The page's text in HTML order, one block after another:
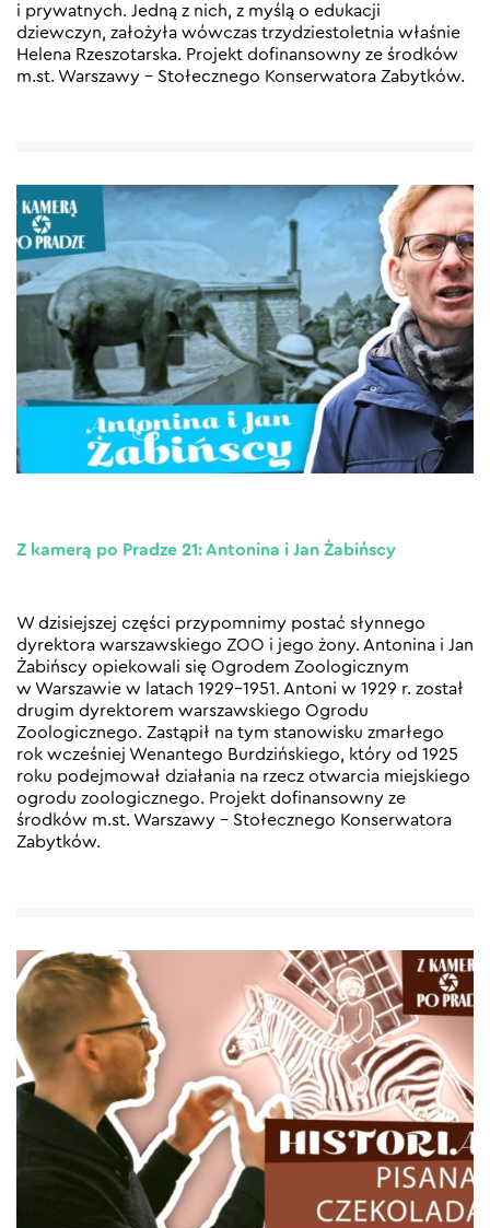
i prywatnych. Jedną z nich, z myślą o edukacji
dziewczyn, założyła wówczas trzydziestoletnia właśnie
Helena Rzeszotarska. Projekt dofinansowny ze środków
m.st. Warszawy – Stołecznego Konserwatora Zabytków.
Z kamerą po Pradze 21: Antonina i Jan Żabińscy
W dzisiejszej części przypomnimy postać słynnego
dyrektora warszawskiego ZOO i jego żony. Antonina i Jan
Żabińscy opiekowali się Ogrodem Zoologicznym
w Warszawie w latach 1929–1951. Antoni w 1929 r. został
drugim dyrektorem warszawskiego Ogrodu
Zoologicznego. Zastąpił na tym stanowisku zmarłego
rok wcześniej Wenantego Burdzińskiego, który od 1925
roku podejmował działania na rzecz otwarcia miejskiego
ogrodu zoologicznego. Projekt dofinansowny ze
środków m.st. Warszawy – Stołecznego Konserwatora
Zabytków.